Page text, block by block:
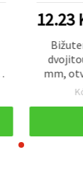
12.23
mm,
antik